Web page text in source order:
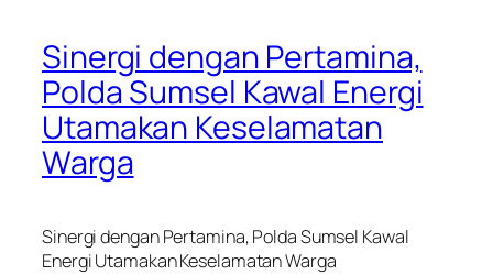
Sinergi dengan Pertamina,
Polda Sumsel Kawal Energi
Utamakan Keselamatan
Warga
Sinergi dengan Pertamina, Polda Sumsel Kawal
Energi Utamakan Keselamatan Warga